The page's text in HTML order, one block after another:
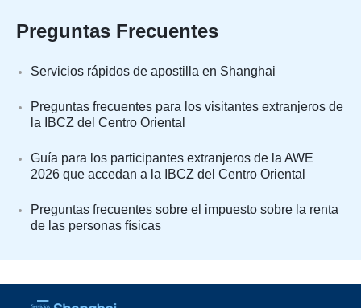
Preguntas Frecuentes
Servicios rápidos de apostilla en Shanghai
Preguntas frecuentes para los visitantes extranjeros de
la IBCZ del Centro Oriental
Guía para los participantes extranjeros de la AWE
2026 que accedan a la IBCZ del Centro Oriental
Preguntas frecuentes sobre el impuesto sobre la renta
de las personas físicas